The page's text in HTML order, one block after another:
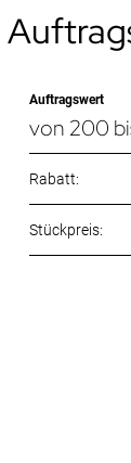
Auftragswert
von 200
Rabatt: